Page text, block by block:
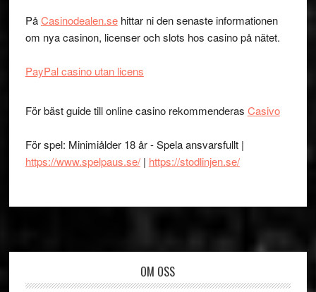
PåCasinodealen.sehittar ni den senaste informationen
om nya casinon, licenser och slots hos casino på nätet.
PayPal casino utan licens
För bäst guide till online casino rekommenderas Casivo
För spel: Minimiålder 18 år - Spela ansvarsfullt |
https://www.spelpaus.se/| https://stodlinjen.se/
OM OSS